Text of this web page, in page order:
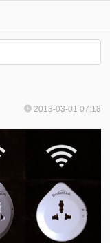
2013-03-01 07:18